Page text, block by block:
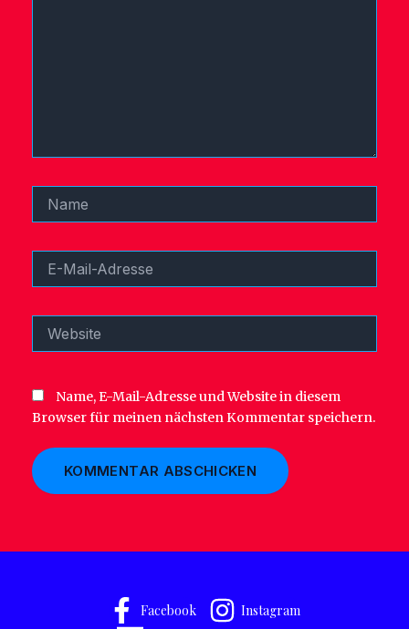
Mail-
Name, E-Mail-Adresse und Website in diesem
Browser für meinen nächsten Kommentar speichern.
Facebook
Instagram